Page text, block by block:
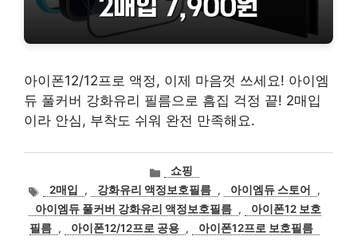
아이폰12/12프로 액정, 이제 마음껏 쓰세요! 아이엠
듀 풀커버 강화유리 필름으로 흠집 걱정 끝! 2매입
이라 안심, 부착도 쉬워 완전 만족해요.
카
테
고
리
쇼핑
태
그
2매입 , 강화유리 액정보호필름 , 아이엠듀 스토어
,
아이엠듀 풀커버 강화유리 액정보호필름 ,
아이폰12 보호
필름 , 아이폰12/12프로 공용 , 아이폰12프로 보호필름